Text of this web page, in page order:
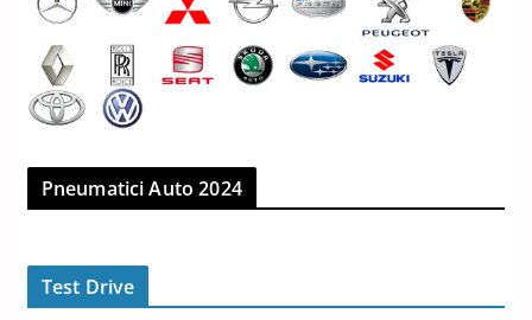
Pneumatici Auto 2024
Test Drive